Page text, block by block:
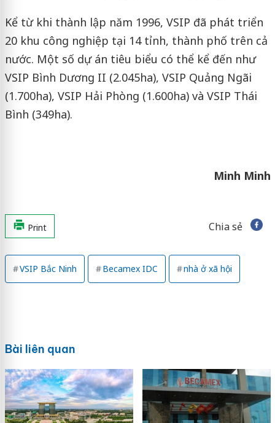
Kể từ khi thành lập năm 1996, VSIP đã phát triển
20 khu công nghiệp tại 14 tỉnh, thành phố trên cả
nước. Một số dự án tiêu biểu có thể kể đến như
VSIP Bình Dương II (2.045ha), VSIP Quảng Ngãi
(1.700ha), VSIP Hải Phòng (1.600ha) và VSIP Thái
Bình (349ha).
Minh Minh
Print Chia sẻ
VSIP Bắc Ninh Becamex IDC nhà ở xã hội
Bài liên quan